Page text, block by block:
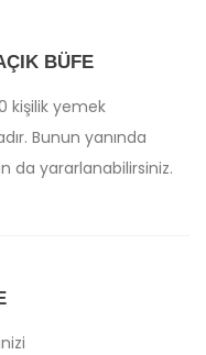
BÜFE
kişilik yemek
Bunun yanında
da yararlanabilirsiniz.